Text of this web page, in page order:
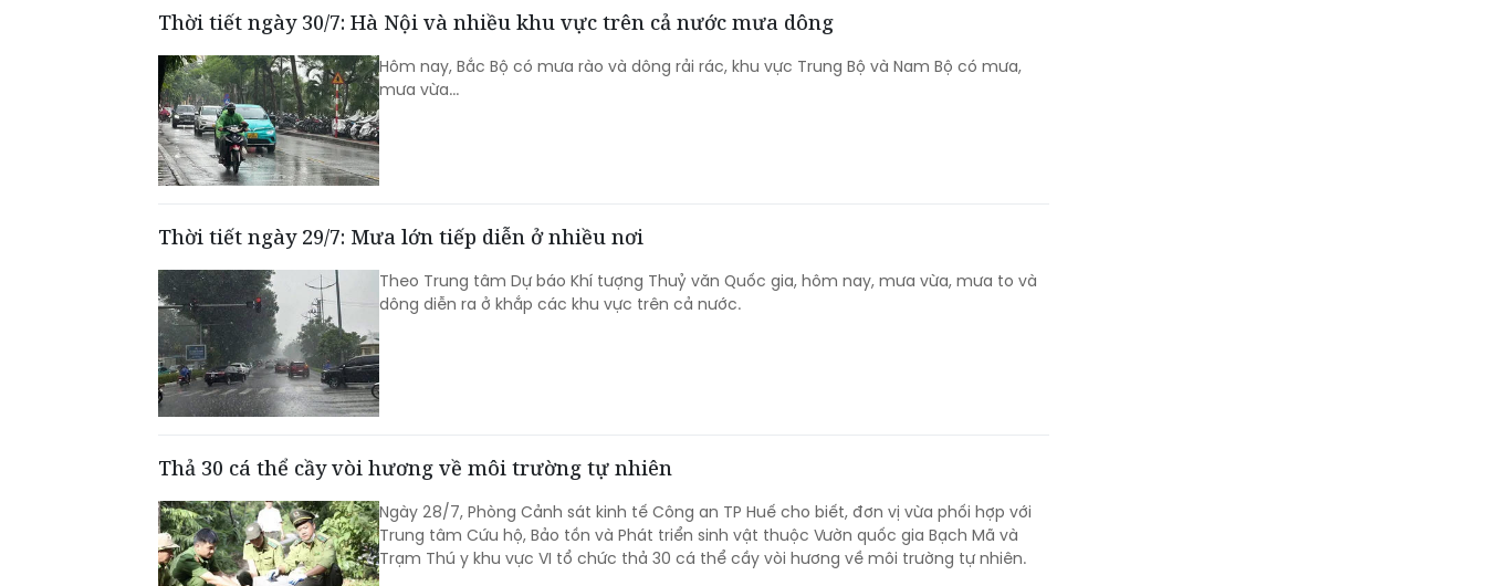
Thời tiết ngày 30/7: Hà Nội và nhiều khu vực trên cả nước mưa dông
Hôm nay, Bắc Bộ có mưa rào và dông rải rác, khu vực Trung Bộ và Nam Bộ có mưa,
mưa vừa...
Thời tiết ngày 29/7: Mưa lớn tiếp diễn ở nhiều nơi
Theo Trung tâm Dự báo Khí tượng Thuỷ văn Quốc gia, hôm nay, mưa vừa, mưa to và
dông diễn ra ở khắp các khu vực trên cả nước.
Thả 30 cá thể cầy vòi hương về môi trường tự nhiên
Ngày 28/7, Phòng Cảnh sát kinh tế Công an TP Huế cho biết, đơn vị vừa phối hợp với
Trung tâm Cứu hộ, Bảo tồn và Phát triển sinh vật thuộc Vườn quốc gia Bạch Mã và
Trạm Thú y khu vực VI tổ chức thả 30 cá thể cầy vòi hương về môi trường tự nhiên.